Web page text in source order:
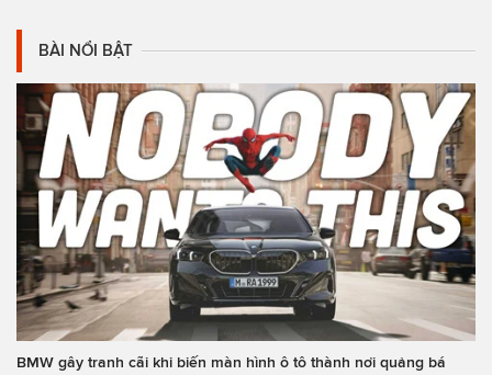
BÀI NỔI BẬT
BMW gây tranh cãi khi biến màn hình ô tô thành nơi quảng bá